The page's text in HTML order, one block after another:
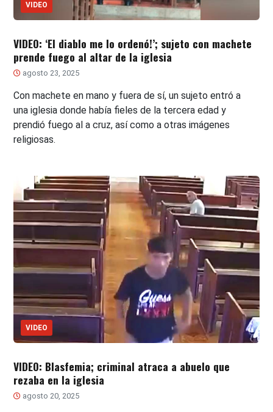
VIDEO
VIDEO: ‘El diablo me lo ordenó!’; sujeto con machete
prende fuego al altar de la iglesia
agosto 23, 2025
Con machete en mano y fuera de sí, un sujeto entró a
una iglesia donde había fieles de la tercera edad y
prendió fuego al a cruz, así como a otras imágenes
religiosas.
VIDEO
VIDEO: Blasfemia; criminal atraca a abuelo que
rezaba en la iglesia
agosto 20, 2025